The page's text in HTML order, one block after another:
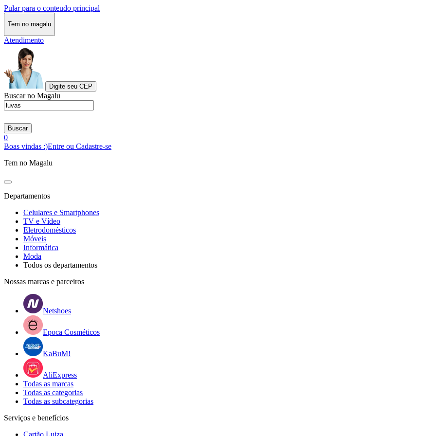
Pular para o conteudo principal
Tem no magalu
Atendimento
Digite seu CEP
Buscar no Magalu
Buscar
0
Boas vindas :)Entre ou Cadastre-se
Tem no Magalu
Departamentos
Celulares e Smartphones
TV e Vídeo
Eletrodomésticos
Móveis
Informática
Moda
Todos os departamentos
Nossas marcas e parceiros
Netshoes
Epoca Cosméticos
KaBuM!
AliExpress
Todas as marcas
Todas as categorias
Todas as subcategorias
Serviços e benefícios
Cartão Luiza